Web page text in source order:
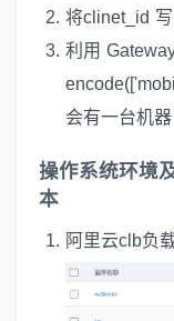
将clinet_id
利用
会有一台机
操作系统环境
本
阿里云clb负